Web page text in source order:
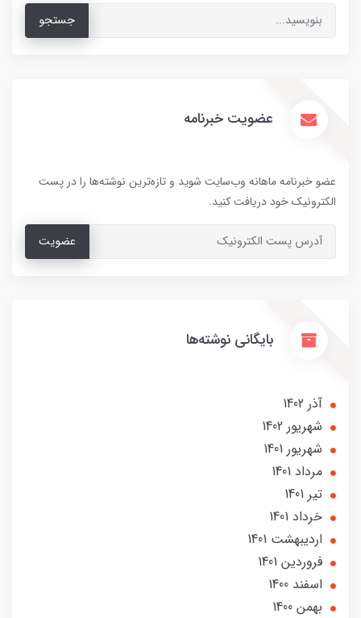
جستجو
عضویت خبرنامه
عضو خبرنامه ماهانه وب‌سایت شوید و تازه‌ترین نوشته‌ها را در پست
الکترونیک خود دریافت کنید.
عضویت
بایگانی نوشته‌ها
آذر 1402
شهریور 1402
شهریور 1401
مرداد 1401
تير 1401
خرداد 1401
ارديبهشت 1401
فروردین 1401
اسفند 1400
بهمن 1400